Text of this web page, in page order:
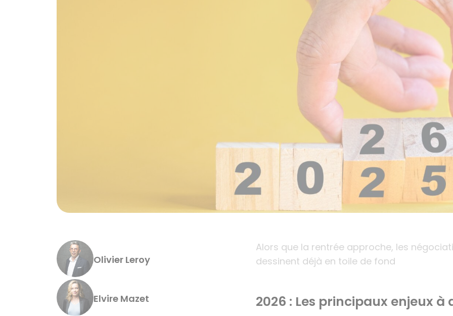
Olivier Leroy
Elvire Mazet
Alors que la rentrée approche, les
dessinent déjà en toile de fond
2026 : Les principaux enjeux à